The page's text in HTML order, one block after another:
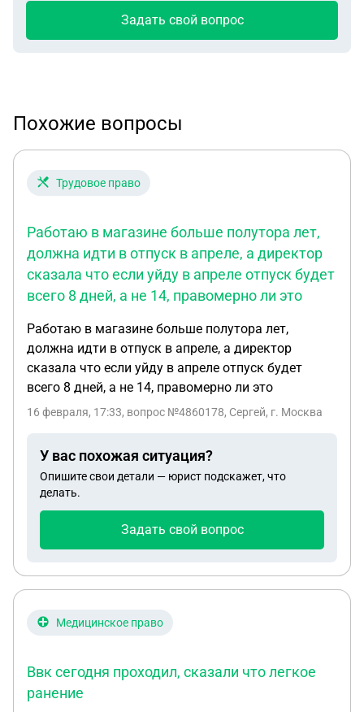
Задать свой вопрос
Похожие вопросы
Трудовое право
Работаю в магазине больше полутора лет,
должна идти в отпуск в апреле, а директор
сказала что если уйду в апреле отпуск будет
всего 8 дней, а не 14, правомерно ли это
Работаю в магазине больше полутора лет,
должна идти в отпуск в апреле, а директор
сказала что если уйду в апреле отпуск будет
всего 8 дней, а не 14, правомерно ли это
16 февраля, 17:33, вопрос №4860178, Сергей, г. Москва
У вас похожая ситуация?
Опишите свои детали — юрист подскажет, что
делать.
Задать свой вопрос
Медицинское право
Ввк сегодня проходил, сказали что легкое
ранение